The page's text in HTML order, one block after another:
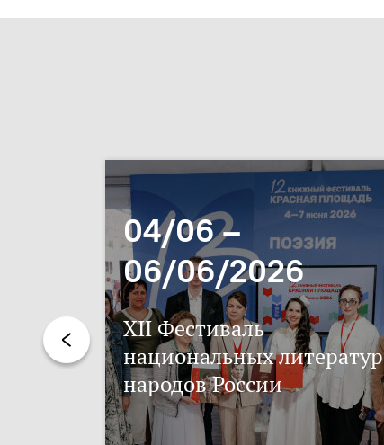
04/06 –
06/06/2026
XII Фестиваль
национальных литератур
народов России